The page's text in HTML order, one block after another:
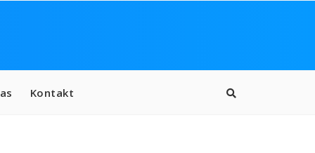
Kontakt